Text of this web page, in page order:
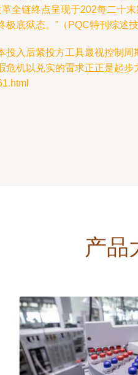
全链终点呈现于202每二十
底狱态。”（PQC特刊综述
入后紧投方工具最视控制
机以兑实的雷求正正是起步
产品